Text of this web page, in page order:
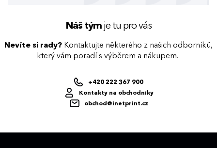
Náš týmje tu pro vás
Nevíte si rady? Kontaktujte některého z našich odborníků,
který vám poradí s výběrem a nákupem.
+420 222 367 900
Kontakty na obchodníky
obchod@inetprint.cz